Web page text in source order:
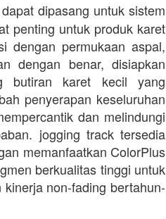
dipasang untuk sistem
penting untuk produk karet
dengan permukaan aspal,
dengan benar, disiapkan
butiran karet kecil yang
penyerapan keseluruhan
dan melindungi
jogging track tersedia
memanfaatkan ColorPlus
berkualitas tinggi untuk
non-fading bertahun-